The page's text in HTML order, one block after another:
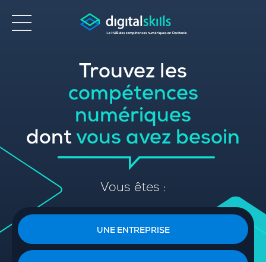
Trouvez les
compétences
numériques
dont vous avez besoin
Vous êtes :
UNE ENTREPRISE